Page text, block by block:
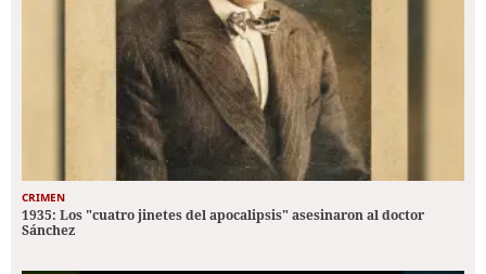
CRIMEN
1935: Los "cuatro jinetes del apocalipsis" asesinaron al doctor
Sánchez